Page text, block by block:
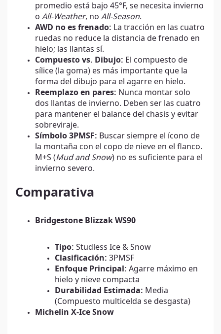
promedio está bajo 45°F, se necesita invierno
o All-Weather, no All-Season.
AWD no es frenado: La tracción en las cuatro
ruedas no reduce la distancia de frenado en
hielo; las llantas sí.
Compuesto vs. Dibujo: El compuesto de
sílice (la goma) es más importante que la
forma del dibujo para el agarre en hielo.
Reemplazo en pares: Nunca montar solo
dos llantas de invierno. Deben ser las cuatro
para mantener el balance del chasis y evitar
sobreviraje.
Símbolo 3PMSF: Buscar siempre el ícono de
la montaña con el copo de nieve en el flanco.
M+S (Mud and Snow) no es suficiente para el
invierno severo.
Comparativa
Bridgestone Blizzak WS90
Tipo: Studless Ice & Snow
Clasificación: 3PMSF
Enfoque Principal: Agarre máximo en
hielo y nieve compacta
Durabilidad Estimada: Media
(Compuesto multicelda se desgasta)
Michelin X-Ice Snow